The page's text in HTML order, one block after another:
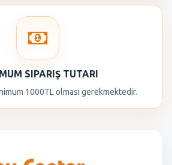
SIPARIŞ TUTARI
1000TL olması gerekmektedir.